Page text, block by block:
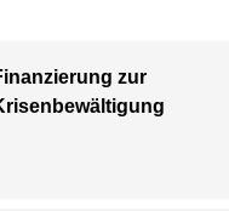
zur